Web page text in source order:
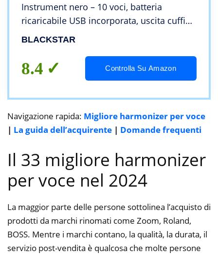
Instrument nero – 10 voci, batteria
ricaricabile USB incorporata, uscita cuffie
per la pratica silenziosa, Midi su Bluetooth
BLACKSTAR
8.4 Controlla Su Amazon
Navigazione rapida: Migliore harmonizer per voce
| La guida dell’acquirente | Domande frequenti
Il 33 migliore harmonizer
per voce nel 2024
La maggior parte delle persone sottolinea l’acquisto di
prodotti da marchi rinomati come Zoom, Roland,
BOSS. Mentre i marchi contano, la qualità, la durata, il
servizio post-vendita è qualcosa che molte persone